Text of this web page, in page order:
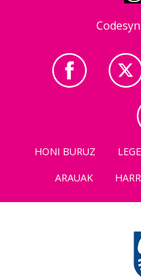
HONI BURUZ
ARAUAK